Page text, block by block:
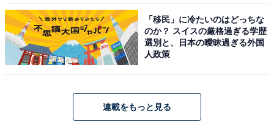
「移民」に冷たいのはどっちな
のか？ スイスの厳格過ぎる学歴
選別と、日本の曖昧過ぎる外国
人政策
連載をもっと見る